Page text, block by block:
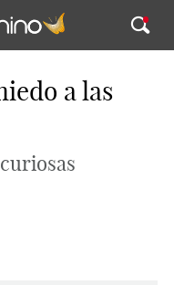
a las